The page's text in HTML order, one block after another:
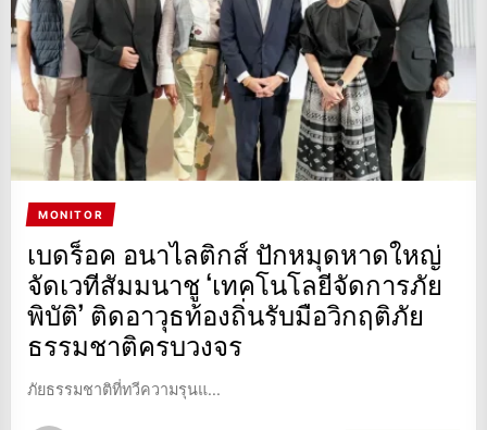
MONITOR
เบดร็อค อนาไลติกส์ ปักหมุดหาดใหญ่
จัดเวทีสัมมนาชู ‘เทคโนโลยีจัดการภัย
พิบัติ’ ติดอาวุธท้องถิ่นรับมือวิกฤติภัย
ธรรมชาติครบวงจร
ภัยธรรมชาติที่ทวีความรุนแ...